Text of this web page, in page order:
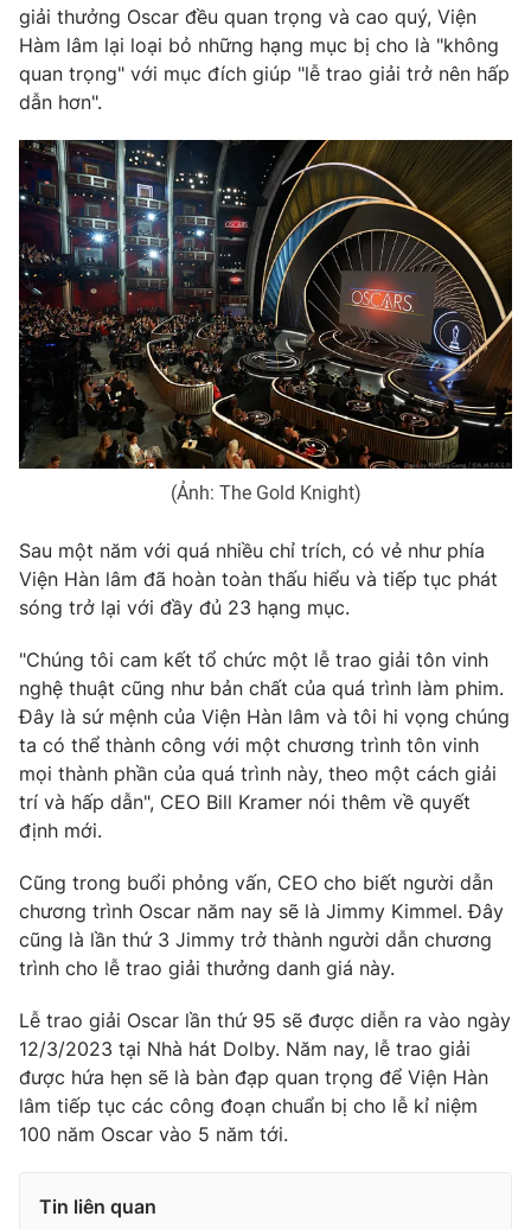
Thị trường
Tư vấn
Chuyên mục khác
Emagazine Podcast
Photo Infographic
Video Shorts video
VTV Money VTV Thể thao
VTV Sức khoẻ Bất động sản
Tấm lòng Việt
VTV4 Vươn mình bằng AI
VTV9 VTV8
Liên hệ tòa soạn English
THỜI BÁO VTV
Theo dõi báo trên
Cơ quan báo chí:Thời báo VTV
Giấy phép hoạt động báo in và báo điện tử số 483/GP-BTTTT
cấp ngày 29/12/2023
Tổng Biên tập:Vũ Thanh Thủy
Tổng đài VTV:024.38 355 931 - 024.38 355 932
giải thưởng Oscar đều quan trọng và cao quý, Viện
Hàm lâm lại loại bỏ những hạng mục bị cho là "không
quan trọng" với mục đích giúp "lễ trao giải trở nên hấp
dẫn hơn".
(Ảnh: The Gold Knight)
Sau một năm với quá nhiều chỉ trích, có vẻ như phía
Viện Hàn lâm đã hoàn toàn thấu hiểu và tiếp tục phát
sóng trở lại với đầy đủ 23 hạng mục.
"Chúng tôi cam kết tổ chức một lễ trao giải tôn vinh
nghệ thuật cũng như bản chất của quá trình làm phim.
Đây là sứ mệnh của Viện Hàn lâm và tôi hi vọng chúng
ta có thể thành công với một chương trình tôn vinh
mọi thành phần của quá trình này, theo một cách giải
trí và hấp dẫn", CEO Bill Kramer nói thêm về quyết
định mới.
Cũng trong buổi phỏng vấn, CEO cho biết người dẫn
chương trình Oscar năm nay sẽ là Jimmy Kimmel. Đây
cũng là lần thứ 3 Jimmy trở thành người dẫn chương
trình cho lễ trao giải thưởng danh giá này.
Lễ trao giải Oscar lần thứ 95 sẽ được diễn ra vào ngày
12/3/2023 tại Nhà hát Dolby. Năm nay, lễ trao giải
được hứa hẹn sẽ là bàn đạp quan trọng để Viện Hàn
lâm tiếp tục các công đoạn chuẩn bị cho lễ kỉ niệm
100 năm Oscar vào 5 năm tới.
Tin liên quan